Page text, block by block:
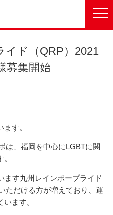
イド（QRP）2021
募集開始
す。
は、福岡を中心にLGBTに関
ます九州レインボープライド
ただける方が増えており、運
ます。